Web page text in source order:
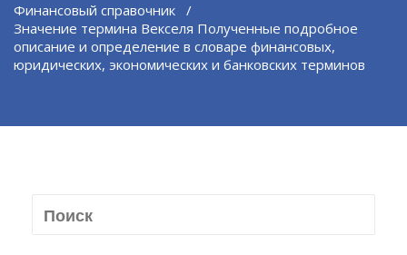
Финансовый справочник /
Значение термина Векселя Полученные подробное
описание и определение в словаре финансовых,
юридических, экономических и банковских терминов